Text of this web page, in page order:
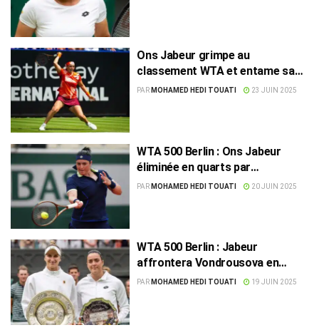
Ons Jabeur grimpe au
classement WTA et entame sa
campagne à Eastbourne
PAR MOHAMED HEDI TOUATI 23 JUIN 2025
WTA 500 Berlin : Ons Jabeur
éliminée en quarts par
Vondrousova
PAR MOHAMED HEDI TOUATI 20 JUIN 2025
WTA 500 Berlin : Jabeur
affrontera Vondrousova en
quarts
PAR MOHAMED HEDI TOUATI 19 JUIN 2025